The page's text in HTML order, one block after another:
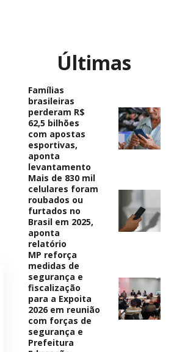
Últimas
Famílias
brasileiras
perderam R$
62,5 bilhões
com apostas
esportivas,
aponta
levantamento
Mais de 830 mil
celulares foram
roubados ou
furtados no
Brasil em 2025,
aponta
relatório
MP reforça
medidas de
segurança e
fiscalização
para a Expoita
2026 em reunião
com forças de
segurança e
Prefeitura